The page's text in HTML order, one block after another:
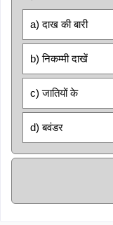
a) दाख की बारी
b) निकम्मी दाखें
c) जातियों के
d) बवंडर